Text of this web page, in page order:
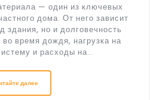
— один из ключевых
дома. От него зависит
здания, но и долговечность
время дождя, нагрузка на
и расходы на…
далее